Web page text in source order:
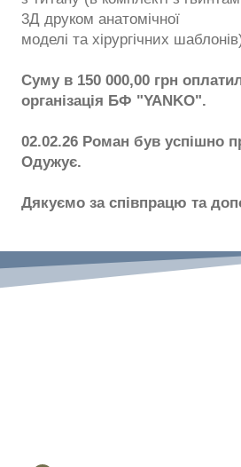
3Д друком анатомічної
моделі та хірургічних
Суму в 150 000,00 грн
організація БФ "YANKO".
02.02.26 Роман був успішно
Одужує.
Дякуємо за співпрацю та